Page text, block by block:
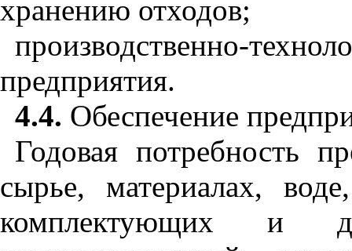
хранению отходов;
производственно-
предприятия.
4.4. Обеспечение
Годовая потребность
сырье, материалах,
комплектующих и